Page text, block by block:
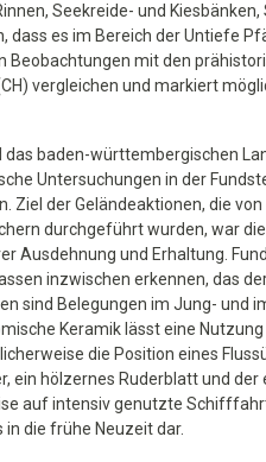
Seekreide- und
es im Bereich der Untiefe
Beobachtungen mit den
vergleichen und markiert
baden-württembergischen
Untersuchungen in der
der Geländeaktionen, die
durchgeführt wurden, war
Ausdehnung und Erhaltung.
inzwischen erkennen, das
sind Belegungen im Jung- und
Keramik lässt eine
die Position eines
ein hölzernes Ruderblatt und der
auf intensiv genutzte
die frühe Neuzeit dar.